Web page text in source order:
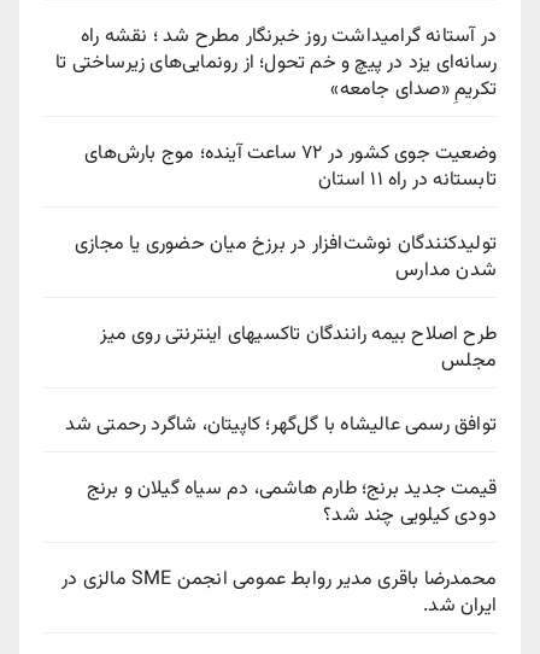
در آستانه گرامیداشت روز خبرنگار مطرح شد ؛ نقشه راه
رسانه‌ای یزد در پیچ‌ و خم تحول؛ از رونمایی‌های زیرساختی تا
تکریمِ «صدای جامعه»
وضعیت جوی کشور در ۷۲ ساعت آینده؛ موج بارش‌های
تابستانه در راه ۱۱ استان
تولیدکنندگان نوشت‌افزار در برزخ میان حضوری یا مجازی
شدن مدارس
طرح اصلاح بیمه رانندگان تاکسیهای اینترنتی روی میز
مجلس
توافق رسمی عالیشاه با گل‌گهر؛ کاپیتان، شاگرد رحمتی شد
قیمت جدید برنج؛ طارم هاشمی، دم سیاه گیلان و برنج
دودی کیلویی چند شد؟
محمدرضا باقری مدیر روابط عمومی انجمن SME مالزی در
ایران شد.